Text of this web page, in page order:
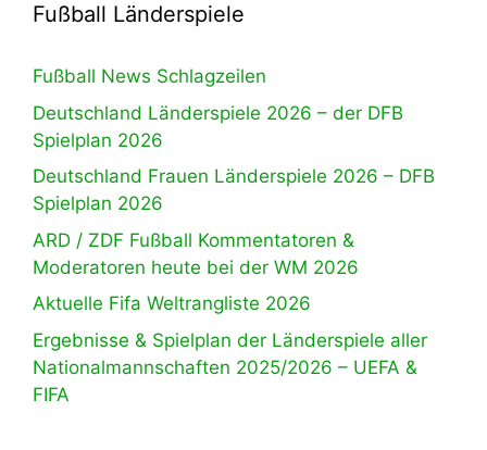
Fußball Länderspiele
Fußball News Schlagzeilen
Deutschland Länderspiele 2026 – der DFB
Spielplan 2026
Deutschland Frauen Länderspiele 2026 – DFB
Spielplan 2026
ARD / ZDF Fußball Kommentatoren &
Moderatoren heute bei der WM 2026
Aktuelle Fifa Weltrangliste 2026
Ergebnisse & Spielplan der Länderspiele aller
Nationalmannschaften 2025/2026 – UEFA &
FIFA